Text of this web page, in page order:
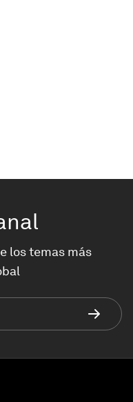
los temas más